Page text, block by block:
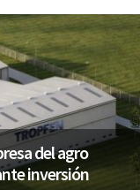
del agro
inversión